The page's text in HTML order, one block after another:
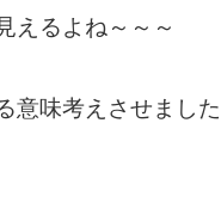
えるよね～～～
意味考えさせまし